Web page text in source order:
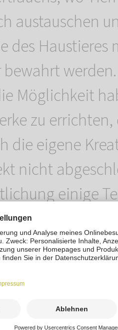
austauschen
des Haustieres
Möglichkeit
zu
die eigene
nicht
einige
Fachmann
der
die drei